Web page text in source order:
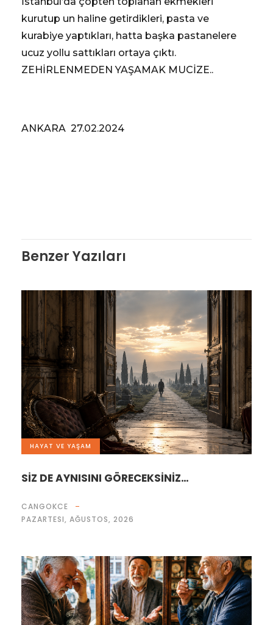
kurutup un haline getirdikleri, pasta ve
kurabiye yaptıkları, hatta başka pastanelere
ucuz yollu sattıkları ortaya çıktı.
ZEHİRLENMEDEN YAŞAMAK MUCİZE..
ANKARA 27.02.2024
Benzer Yazıları
HAYAT VE YAŞAM
SİZ DE AYNISINI GÖRECEKSİNİZ…
CANGOKCE
PAZARTESI, AĞUSTOS, 2026